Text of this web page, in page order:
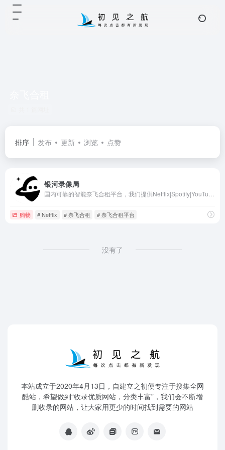
排序 发布 更新 浏览 点赞
银河录像局
购物 # Netflix # 奈飞合租 # 奈飞合租平台
没有了
本站成立于2020年4月13日，自建立之初便专注于搜集全网
酷站，希望做到“收录优质网站，分类丰富”，我们会不断增
删收录的网站，让大家用更少的时间找到需要的网站